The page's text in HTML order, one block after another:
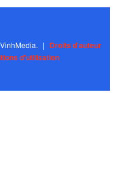
| Droits d'auteur
d'utilisation